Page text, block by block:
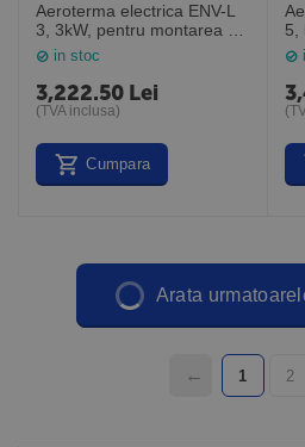
Aeroterma electrica ENV-L
3, 3kW, pentru montarea pe
perete, Veab Suedia
in stoc
3,222.50 Lei
(TVA inclusa)
Cumpara
5,
Arata
1 2